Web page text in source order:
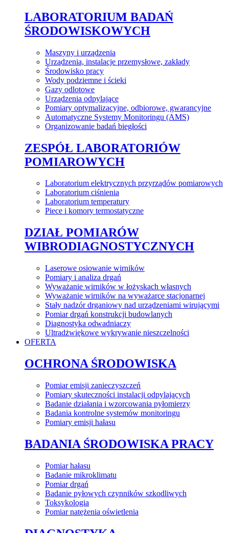
LABORATORIUM BADAŃ
ŚRODOWISKOWYCH
Maszyny i urządzenia
Urządzenia, instalacje przemysłowe, zakłady
Środowisko pracy
Wody podziemne i ścieki
Gazy odlotowe
Urządzenia odpylające
Pomiary optymalizacyjne, odbiorowe, gwarancyjne
Automatyczne Systemy Monitoringu (AMS)
Organizowanie badań biegłości
ZESPÓŁ LABORATORIÓW
POMIAROWYCH
Laboratorium elektrycznych przyrządów pomiarowych
Laboratorium ciśnienia
Laboratorium temperatury
Piece i komory termostatyczne
DZIAŁ POMIARÓW
WIBRODIAGNOSTYCZNYCH
Laserowe osiowanie wirników
Pomiary i analiza drgań
Wyważanie wirników w łożyskach własnych
Wyważanie wirników na wyważarce stacjonarnej
Stały nadzór drganiowy nad urządzeniami wirującymi
Pomiar drgań konstrukcji budowlanych
Diagnostyka odwadniaczy
Ultradżwiękowe wykrywanie nieszczelności
OFERTA
OCHRONA ŚRODOWISKA
Pomiar emisji zanieczyszczeń
Pomiary skuteczności instalacji odpylających
Badanie działania i wzorcowania pyłomierzy
Badania kontrolne systemów monitoringu
Pomiary emisji hałasu
BADANIA ŚRODOWISKA PRACY
Pomiar hałasu
Badanie mikroklimatu
Pomiar drgań
Badanie pyłowych czynników szkodliwych
Toksykologia
Pomiar natężenia oświetlenia